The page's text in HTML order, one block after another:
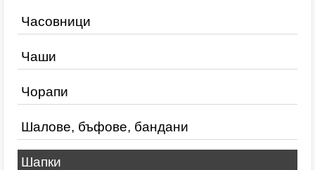
Часовници
Чаши
Чорапи
Шалове, бъфове, бандани
Шапки